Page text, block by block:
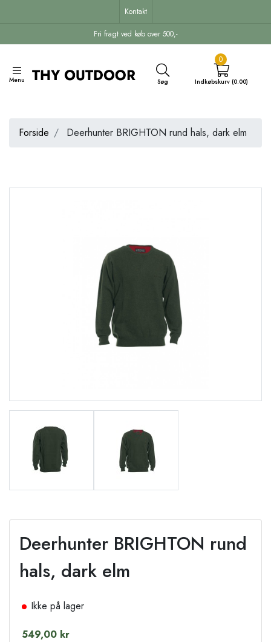
Fri fragt ved køb over 500,-
Kontakt
Menu Søg
0
Indkøbskurv (0.00)
Forside Deerhunter BRIGHTON rund hals, dark elm
Deerhunter BRIGHTON rund
hals, dark elm
Ikke på lager
549,00 kr